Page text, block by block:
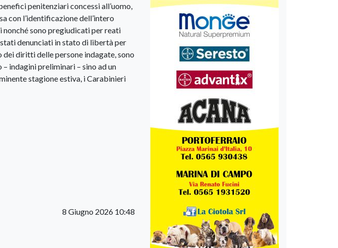
penitenziari concessi all’uomo,
con l’identificazione dell’intero
sono pregiudicati per reati
denunciati in stato di libertà per
diritti delle persone indagate, sono
indagini preliminari – sino ad un
stagione estiva, i Carabinieri
8 Giugno 2026 10:48